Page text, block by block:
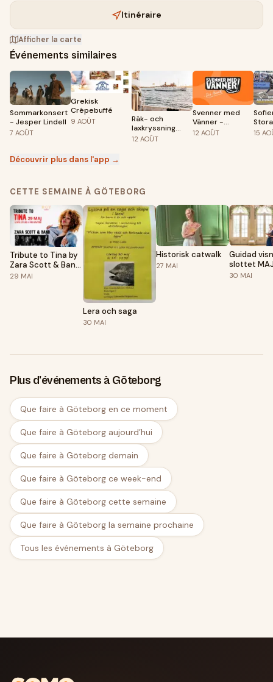
Itinéraire
Afficher la carte
Événements similaires
Sommarkonsert
- Jesper Lindell
7 AOÛT
Grekisk
Crêpebuffé
9 AOÛT
Räk- och
laxkryssning
med trubadur
12 AOÛT
Svenner med
Vänner -
Standup i
12 AOÛT 15
Découvrir plus dans l'app →
CETTE SEMAINE À GÖTEBORG
Tribute to Tina by
Zara Scott & Band
- Fribiljetter via
29 MAI
Lera och saga
30 MAI
Historisk catwalk
27 MAI
Guidad
slottet
30 MAI
Plus d'événements à Göteborg
Que faire à Göteborg en ce moment
Que faire à Göteborg aujourd’hui
Que faire à Göteborg demain
Que faire à Göteborg ce week-end
Que faire à Göteborg cette semaine
Que faire à Göteborg la semaine prochaine
Tous les événements à Göteborg